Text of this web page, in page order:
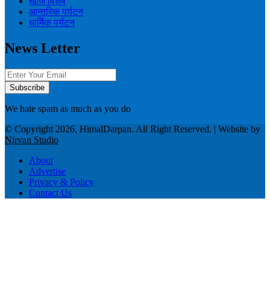
आन्तरिक पर्यटन
धार्मिक पर्यटन
News Letter
We hate spam as much as you do
© Copyright 2026, HimalDarpan. All Right Reserved. | Website by
Nirvan Studio
About
Advertise
Privacy & Policy
Contact Us